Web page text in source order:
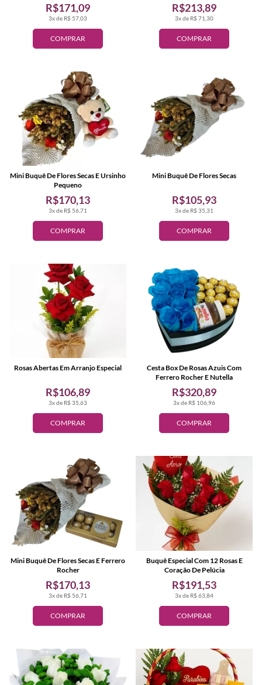
COMPRAR
3x de R$ 57,03
R$171,09
COMPRAR
3x de R$ 71,30
R$213,89
COMPRAR
3x de R$ 56,71
R$170,13
Mini Buquê De Flores Secas E Ursinho
Pequeno
COMPRAR
3x de R$ 35,31
R$105,93
Mini Buquê De Flores Secas
COMPRAR
3x de R$ 35,63
R$106,89
Rosas Abertas Em Arranjo Especial
COMPRAR
3x de R$ 106,96
R$320,89
Cesta Box De Rosas Azuis Com
Ferrero Rocher E Nutella
COMPRAR
3x de R$ 56,71
R$170,13
Mini Buquê De Flores Secas E Ferrero
Rocher
COMPRAR
3x de R$ 63,84
R$191,53
Buquê Especial Com 12 Rosas E
Coração De Pelúcia